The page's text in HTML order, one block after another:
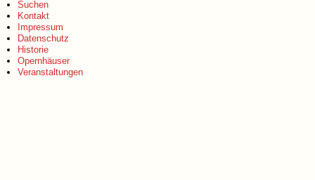
Suchen
Kontakt
Impressum
Datenschutz
Historie
Opernhäuser
Veranstaltungen